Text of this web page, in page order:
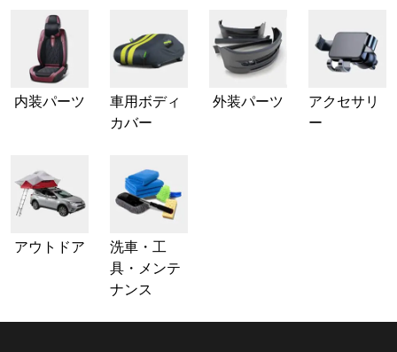
内装パーツ
車用ボディ
カバー
外装パーツ
アクセサリ
ー
アウトドア
洗車・工
具・メンテ
ナンス